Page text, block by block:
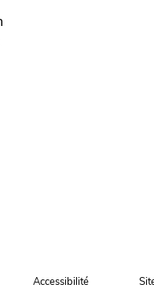
Accessibilité